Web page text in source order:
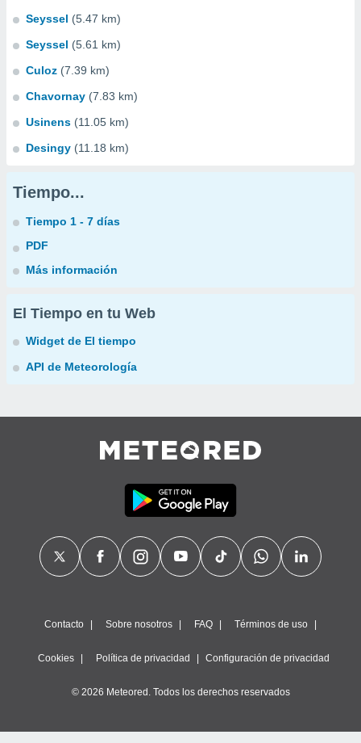
Seyssel (5.47 km)
Seyssel (5.61 km)
Culoz (7.39 km)
Chavornay (7.83 km)
Usinens (11.05 km)
Desingy (11.18 km)
Tiempo...
Tiempo 1 - 7 días
PDF
Más información
El Tiempo en tu Web
Widget de El tiempo
API de Meteorología
Contacto Sobre nosotros FAQ Términos de uso
Cookies Política de privacidad Configuración de privacidad
© 2026 Meteored. Todos los derechos reservados